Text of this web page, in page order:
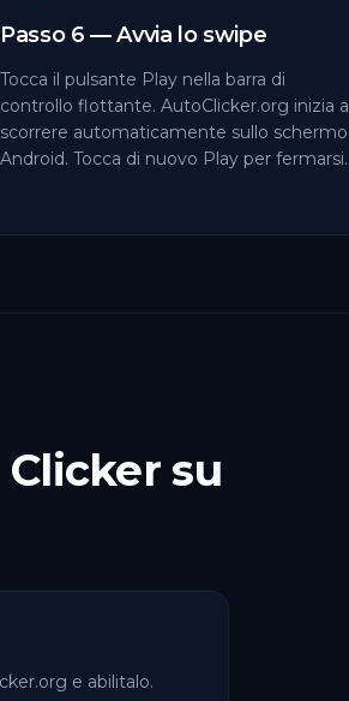
Passo 6 — Avvia lo swipe
Tocca il pulsante Play nella barra di
controllo flottante. AutoClicker.org inizia a
scorrere automaticamente sullo schermo
Android. Tocca di nuovo Play per fermarsi.
su
e abilitalo.